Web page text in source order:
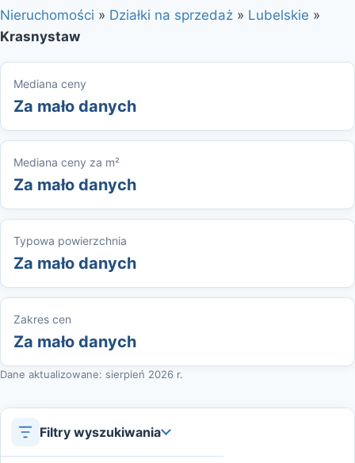
Nieruchomości » Działki na sprzedaż » Lubelskie »
Krasnystaw
Mediana ceny
Za mało danych
Mediana ceny za m²
Za mało danych
Typowa powierzchnia
Za mało danych
Zakres cen
Za mało danych
Dane aktualizowane: sierpień 2026 r.
Filtry wyszukiwania